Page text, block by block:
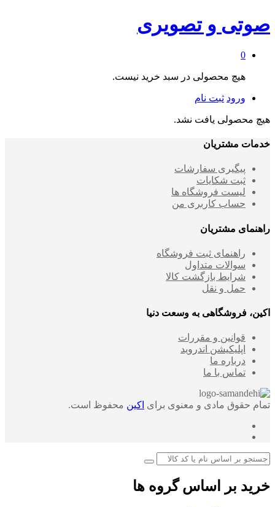
صوتی و تصویری
0
هیچ محصولی در سبد خرید نیست.
ورود ثبت نام
هیچ محصولی یافت نشد.
خدمات مشتریان
پیگیری سفارشات
ثبت شکایات
لیست فروشگاه ها
حساب کاربری من
راهنمای مشتریان
راهنمای ثبت فروشگاه
سوالات متداول
شرایط بازگشت کالا
حمل و نقل
اکین، فروشگاهی به وسعت دنیا
قوانین و مقررات
اپلیکیشن اندروید
درباره ما
تماس با ما
تمام حقوق مادی و معنوی برای اکین محفوظ است.
خرید بر اساس گروه ها